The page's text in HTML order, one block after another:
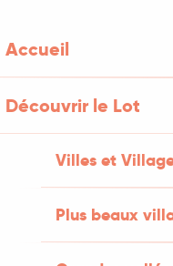
Accueil
Découvrir le Lot
Villes et
Plus beaux